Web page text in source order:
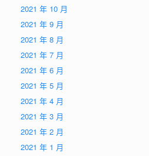
2021 年 10 月
2021 年 9 月
2021 年 8 月
2021 年 7 月
2021 年 6 月
2021 年 5 月
2021 年 4 月
2021 年 3 月
2021 年 2 月
2021 年 1 月